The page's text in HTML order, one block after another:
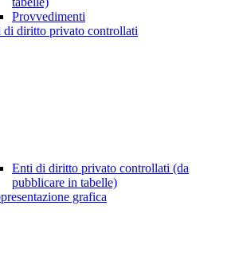
Provvedimenti
di diritto privato controllati
Enti di diritto privato controllati (da
pubblicare in tabelle)
grafica